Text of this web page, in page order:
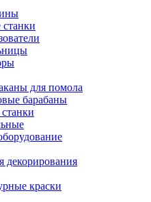
для помола
барабаны
декорирования
краски